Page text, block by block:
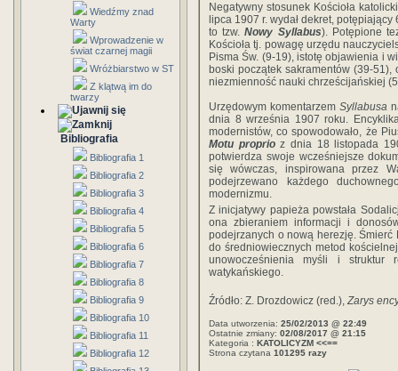
Wiedźmy znad
Warty
Wprowadzenie w
świat czarnej magii
Wróżbiarstwo w ST
Z klątwą im do
twarzy
Bibliografia
Bibliografia 1
Bibliografia 2
Bibliografia 3
Bibliografia 4
Bibliografia 5
Bibliografia 6
Bibliografia 7
Bibliografia 8
Bibliografia 9
Bibliografia 10
Bibliografia 11
Bibliografia 12
Negatywny stosunek Kościoła
lipca 1907 r. wydał dekret,
to tzw.Nowy Syllabus). Potępione
Kościoła tj. powagę urzędu
Pisma Św. (9-19), istotę objawienia i
boski początek sakramentów (39-
niezmienność nauki chrześcijańskiej
Urzędowym komentarzem Syllabusa
dnia 8 września 1907 roku.
modernistów, co spowodowało, że
Motu proprioz dnia 18 listopada
potwierdza swoje wcześniejsze
się wówczas, inspirowana przez
podejrzewano każdego
modernizmu.
Z inicjatywy papieża powstała
ona zbieraniem informacji i
podejrzanych o nową herezję. Śmierć
do średniowiecznych metod
unowocześnienia myśli i
watykańskiego.
Źródło: Z. Drozdowicz (red.), Zarys
Data utworzenia: 25/02/2013 @ 22:49
Ostatnie zmiany: 02/08/2017 @ 21:15
Kategoria : KATOLICYZM <<==
Strona czytana 101295 razy